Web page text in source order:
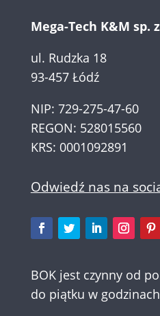
Mega-Tech K&M sp.
ul. Rudzka 18
93-457 Łódź
NIP: 729-275-47-60
REGON: 528015560
KRS: 0001092891
Odwiedź nas na
BOK jest czynny od
do piątku w